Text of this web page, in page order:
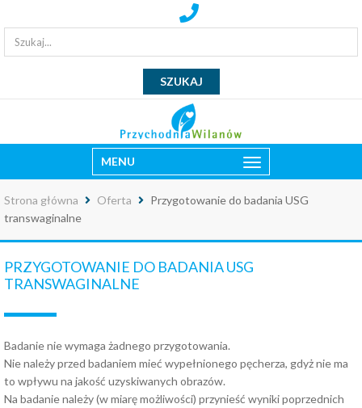
MENU
Strona główna Oferta
Przygotowanie do badania USG
transwaginalne
PRZYGOTOWANIE DO BADANIA USG
TRANSWAGINALNE
Badanie nie wymaga żadnego przygotowania.
Nie należy przed badaniem mieć wypełnionego pęcherza, gdyż nie ma
to wpływu na jakość uzyskiwanych obrazów.
Na badanie należy (w miarę możliwości) przynieść wyniki poprzednich